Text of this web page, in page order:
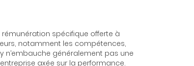
spécifique offerte à
notamment les compétences,
n’embauche généralement pas une
axée sur la performance.